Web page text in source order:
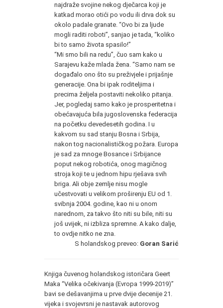
najdraže svojine nekog dječarca koji je
katkad morao otići po vodu ili drva dok su
okolo padale granate. “Ovo bi za ljude
mogli raditi roboti”, sanjao je tada, “koliko
bi to samo života spasilo!”
“Mi smo bili na redu”, čuo sam kako u
Sarajevu kaže mlada žena. “Samo nam se
događalo ono što su preživjele i prijašnje
generacije. Ona bi ipak roditeljima i
precima željela postaviti nekoliko pitanja.
Jer, pogledaj samo kako je prosperitetna i
obećavajuća bila jugoslovenska federacija
na početku devedesetih godina. I u
kakvom su sad stanju Bosna i Srbija,
nakon tog nacionalističkog požara. Europa
je sad za mnoge Bosance i Srbijance
poput nekog robotića, onog magičnog
stroja koji te u jednom hipu rješava svih
briga. Ali obje zemlje nisu mogle
učestvovati u velikom proširenju EU od 1.
svibnja 2004. godine, kao ni u onom
narednom, za takvo što niti su bile, niti su
još uvijek, ni izbliza spremne. A kako dalje,
to ovdje nitko ne zna.
S holandskog preveo: Goran Sarić
Knjiga čuvenog holandskog istoričara Geert
Maka “Velika očekivanja (Evropa 1999-2019)”
bavi se dešavanjima u prve dvije decenije 21.
vijeka i svojevrsni je nastavak autorovog